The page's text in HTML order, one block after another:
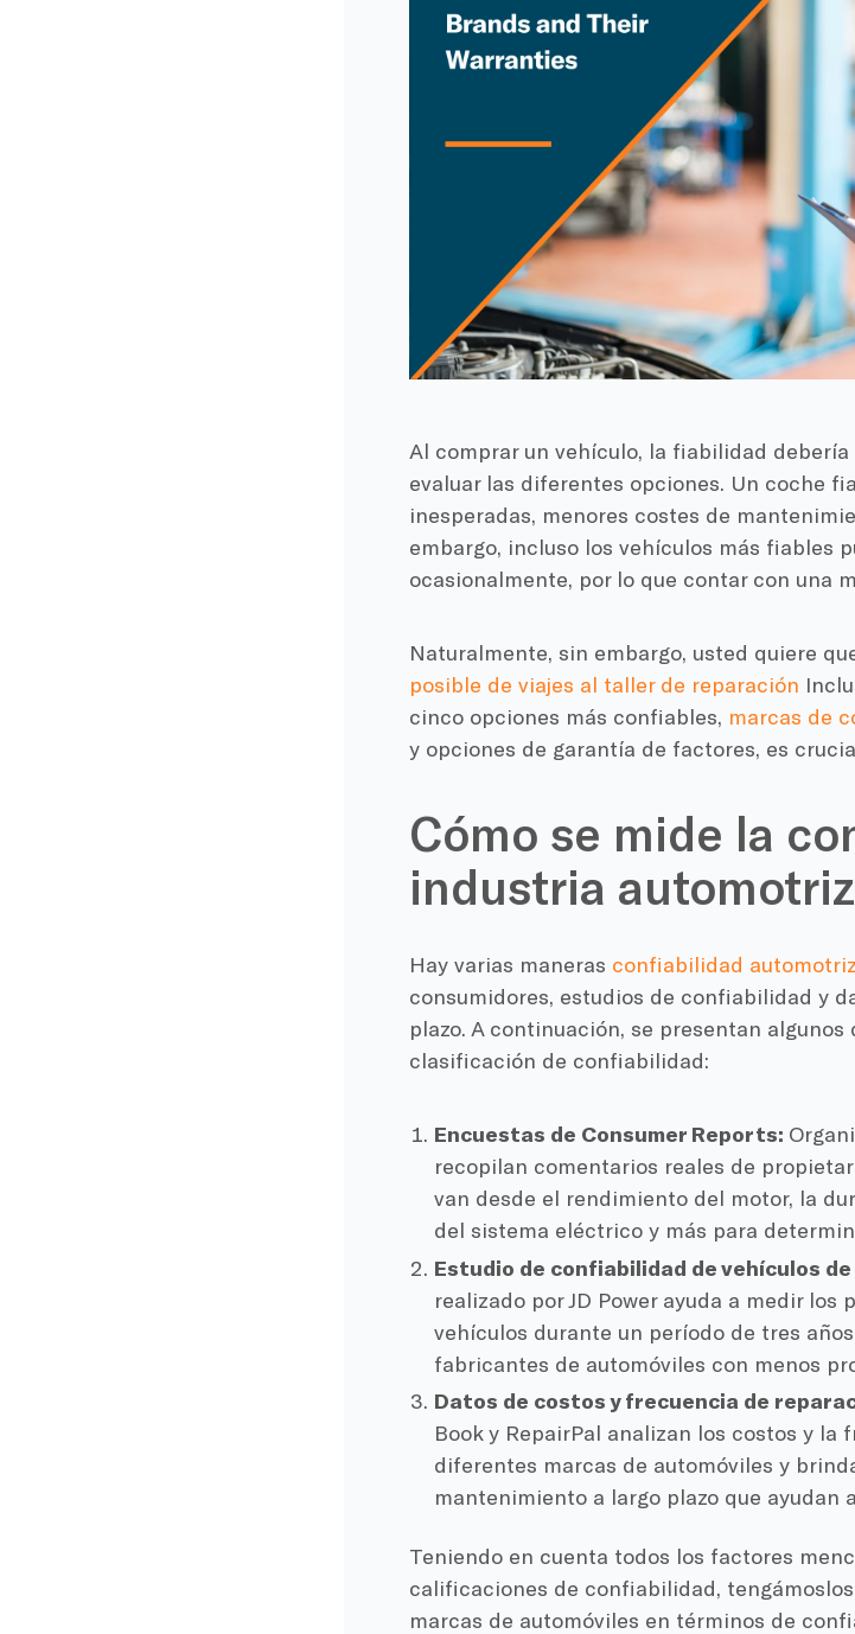
Al comprar un vehículo, la fiabilidad
evaluar las diferentes opciones. Un coche
inesperadas, menores costes de
embargo, incluso los vehículos más fiables
ocasionalmente, por lo que contar con una
Naturalmente, sin embargo, usted quiere
posible de viajes al taller de reparación
cinco opciones más confiables, marcas de
y opciones de garantía de factores, es
Cómo se mide la
industria automotriz
Hay varias maneras confiabilidad automotriz
consumidores, estudios de confiabilidad y
plazo. A continuación, se presentan
clasificación de confiabilidad:
Encuestas de Consumer Reports:
recopilan comentarios reales de
van desde el rendimiento del motor, la
del sistema eléctrico y más para
Estudio de confiabilidad de vehículos de
realizado por JD Power ayuda a medir
vehículos durante un período de tres
fabricantes de automóviles con menos
Datos de costos y frecuencia de
Book y RepairPal analizan los costos y la
diferentes marcas de automóviles y
mantenimiento a largo plazo que
Teniendo en cuenta todos los factores
calificaciones de confiabilidad,
marcas de automóviles en términos de